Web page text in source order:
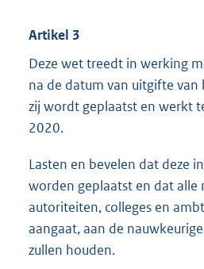
Artikel 3
Deze wet treedt in werking
na de datum van uitgifte van
zij wordt geplaatst en werkt
2020.
Lasten en bevelen dat deze
worden geplaatst en dat alle
autoriteiten, colleges en
aangaat, aan de
zullen houden.